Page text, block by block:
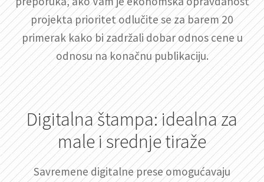
projekta prioritet odlučite se za barem 20
primerak kako bi zadržali dobar odnos cene u
odnosu na konačnu publikaciju.
Digitalna štampa: idealna za
male i srednje tiraže
Savremene digitalne prese omogućavaju